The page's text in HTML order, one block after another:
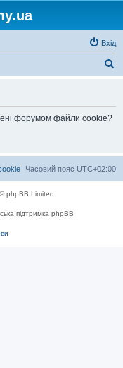
Вхід
форумом файли cookie?
Часовий пояс UTC+02:00
phpBB Limited
підтримка phpBB